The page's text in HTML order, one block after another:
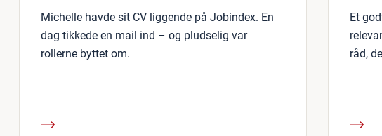
Michelle havde sit CV liggende på Jobindex. En
dag tikkede en mail ind – og pludselig var
rollerne byttet om.
Et
råd,